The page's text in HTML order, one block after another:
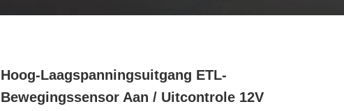
Hoog-Laagspanningsuitgang ETL-
Bewegingssensor Aan / Uitcontrole 12V